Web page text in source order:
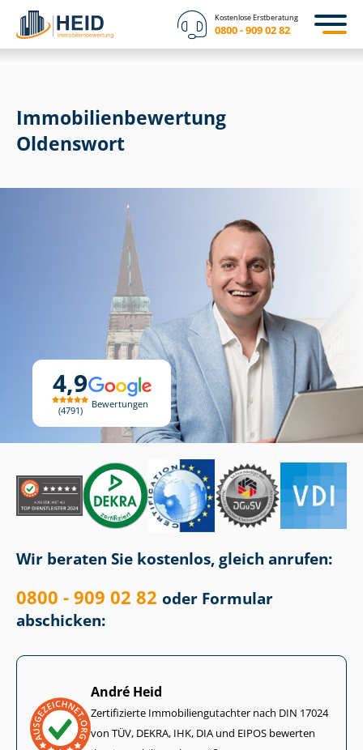
Kostenlose Erstberatung
0800 - 909 02 82
4,9
4791
Bewertungen
Immobilien­bewertung
Oldenswort
Wir beraten Sie kostenlos, gleich anrufen:
0800 - 909 02 82 oder Formular
abschicken:
André Heid
Zertifizierte Im­mo­bi­li­en­gut­ach­ter nach DIN 17024
von TÜV, DEKRA, IHK, DIA und EIPOS bewerten